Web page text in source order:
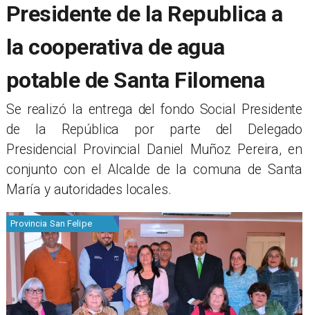
Presidente de la Republica a
la cooperativa de agua
potable de Santa Filomena
Se realizó la entrega del fondo Social Presidente
de la República por parte del Delegado
Presidencial Provincial Daniel Muñoz Pereira, en
conjunto con el Alcalde de la comuna de Santa
María y autoridades locales.
Provincia San Felipe